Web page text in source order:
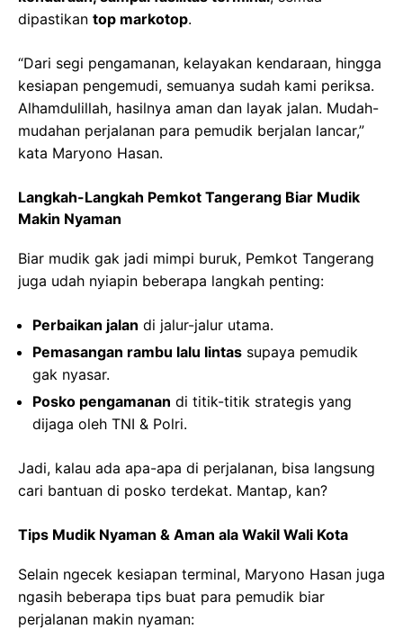
dipastikan top markotop.
“Dari segi pengamanan, kelayakan kendaraan, hingga
kesiapan pengemudi, semuanya sudah kami periksa.
Alhamdulillah, hasilnya aman dan layak jalan. Mudah-
mudahan perjalanan para pemudik berjalan lancar,”
kata Maryono Hasan.
Langkah-Langkah Pemkot Tangerang Biar Mudik
Makin Nyaman
Biar mudik gak jadi mimpi buruk, Pemkot Tangerang
juga udah nyiapin beberapa langkah penting:
Perbaikan jalan di jalur-jalur utama.
Pemasangan rambu lalu lintas supaya pemudik
gak nyasar.
Posko pengamanan di titik-titik strategis yang
dijaga oleh TNI & Polri.
Jadi, kalau ada apa-apa di perjalanan, bisa langsung
cari bantuan di posko terdekat. Mantap, kan?
Tips Mudik Nyaman & Aman ala Wakil Wali Kota
Selain ngecek kesiapan terminal, Maryono Hasan juga
ngasih beberapa tips buat para pemudik biar
perjalanan makin nyaman: